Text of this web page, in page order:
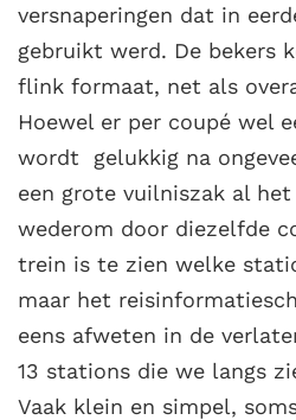
versnaperingen dat in
gebruikt werd. De bekers
flink formaat, net als
Hoewel er per coupé wel
wordt gelukkig na
een grote vuilniszak al
wederom door diezelfde
trein is te zien welke
maar het
eens afweten in de
13 stations die we langs
Vaak klein en simpel,